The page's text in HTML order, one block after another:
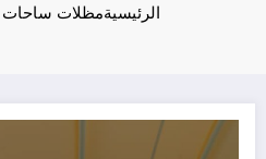
الرئيسيةمظلات ساحات